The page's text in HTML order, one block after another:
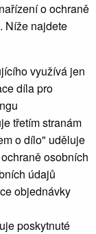
o ochraně
Níže najdete
využívá jen
díla pro
třetím stranám
o dílo" uděluje
osobních
údajů
objednávky
poskytnuté